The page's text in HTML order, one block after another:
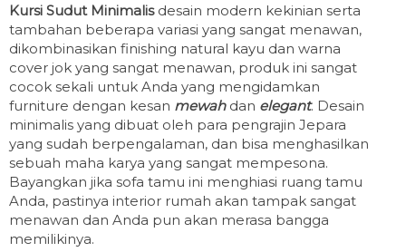
Kursi Sudut Minimalis desain modern kekinian serta
tambahan beberapa variasi yang sangat menawan,
dikombinasikan finishing natural kayu dan warna
cover jok yang sangat menawan, produk ini sangat
cocok sekali untuk Anda yang mengidamkan
furniture dengan kesan mewahdan elegant. Desain
minimalis yang dibuat oleh para pengrajin Jepara
yang sudah berpengalaman, dan bisa menghasilkan
sebuah maha karya yang sangat mempesona.
Bayangkan jika sofa tamu ini menghiasi ruang tamu
Anda, pastinya interior rumah akan tampak sangat
menawan dan Anda pun akan merasa bangga
memilikinya.